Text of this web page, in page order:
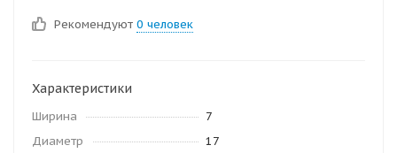
Рекомендуют 0 человек
Характеристики
Ширина
7
Диаметр
17